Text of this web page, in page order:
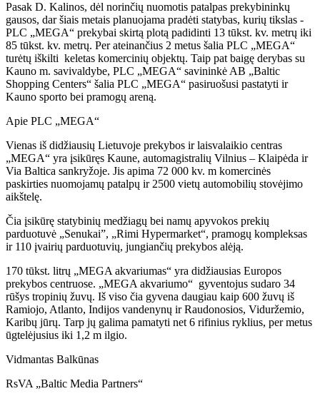
Pasak D. Kalinos, dėl norinčių nuomotis patalpas prekybininkų
gausos, dar šiais metais planuojama pradėti statybas, kurių tikslas -
PLC „MEGA“ prekybai skirtą plotą padidinti 13 tūkst. kv. metrų iki
85 tūkst. kv. metrų. Per ateinančius 2 metus šalia PLC „MEGA“
turėtų iškilti keletas komercinių objektų. Taip pat baigę derybas su
Kauno m. savivaldybe, PLC „MEGA“ savininkė AB „Baltic
Shopping Centers“ šalia PLC „MEGA“ pasiruošusi pastatyti ir
Kauno sporto bei pramogų areną.
Apie PLC „MEGA“
Vienas iš didžiausių Lietuvoje prekybos ir laisvalaikio centras
„MEGA“ yra įsikūręs Kaune, automagistralių Vilnius – Klaipėda ir
Via Baltica sankryžoje. Jis apima 72 000 kv. m komercinės
paskirties nuomojamų patalpų ir 2500 vietų automobilių stovėjimo
aikštelę.
Čia įsikūrę statybinių medžiagų bei namų apyvokos prekių
parduotuvė „Senukai”, „Rimi Hypermarket“, pramogų kompleksas
ir 110 įvairių parduotuvių, jungiančių prekybos alėją.
170 tūkst. litrų „MEGA akvariumas“ yra didžiausias Europos
prekybos centruose. „MEGA akvariumo“ gyventojus sudaro 34
rūšys tropinių žuvų. Iš viso čia gyvena daugiau kaip 600 žuvų iš
Ramiojo, Atlanto, Indijos vandenynų ir Raudonosios, Viduržemio,
Karibų jūrų. Tarp jų galima pamatyti net 6 rifinius ryklius, per metus
ūgtelėjusius iki 1,2 m ilgio.
Vidmantas Balkūnas
RsVA „Baltic Media Partners“